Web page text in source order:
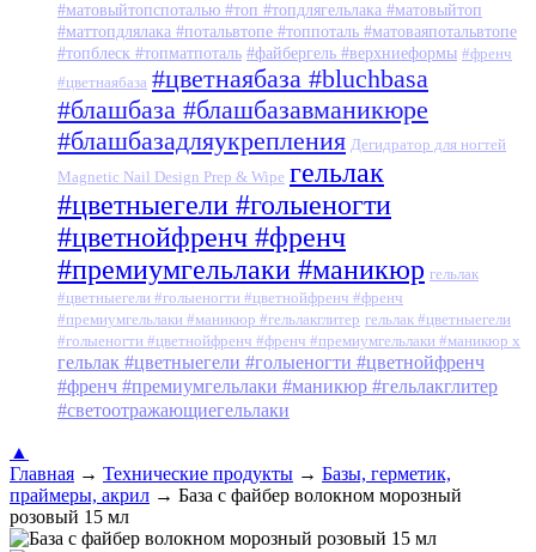
#матовыйтопспоталью #топ #топдлягельлака #матовыйтоп
#маттопдлялака #потальвтопе #топпоталь #матоваяпотальвтопе
#топблеск #топматпоталь #файбергель #верхниеформы #френч
#цветнаябаза #цветнаябаза #bluchbasa
#блашбаза #блашбазавманикюре
#блашбазадляукрепления Дегидратор для ногтей
Magnetic Nail Design Prep & Wipe гельлак
#цветныегели #голыеногти
#цветнойфренч #френч
#премиумгельлаки #маникюр гельлак
#цветныегели #голыеногти #цветнойфренч #френч
#премиумгельлаки #маникюр #гельлакглитер гельлак #цветныегели
#голыеногти #цветнойфренч #френч #премиумгельлаки #маникюр x
гельлак #цветныегели #голыеногти #цветнойфренч
#френч #премиумгельлаки #маникюр #гельлакглитер
#светоотражающиегельлаки
▲
Главная → Технические продукты → Базы, герметик,
праймеры, акрил → База с файбер волокном морозный
розовый 15 мл